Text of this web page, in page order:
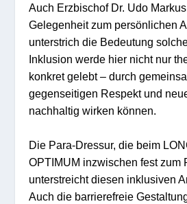
Auch Erzbischof Dr. Udo
Gelegenheit zum persönlichen
unterstrich die Bedeutung
Inklusion werde hier nicht nur
konkret gelebt – durch
gegenseitigen Respekt und
nachhaltig wirken können.
Die Para-Dressur, die beim
OPTIMUM inzwischen fest zum
unterstreicht diesen inklusiven
Auch die barrierefreie